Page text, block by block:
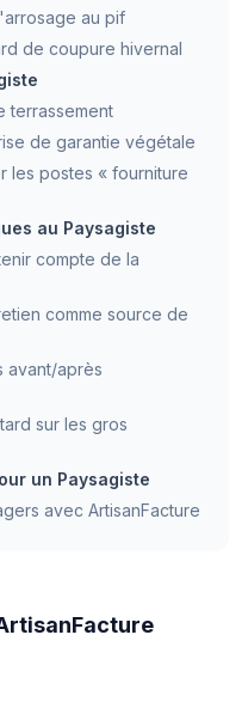
au pif
de coupure hivernal
terrassement
de garantie végétale
les postes « fourniture
au Paysagiste
compte de la
comme source de
avant/après
sur les gros
un Paysagiste
avec ArtisanFacture